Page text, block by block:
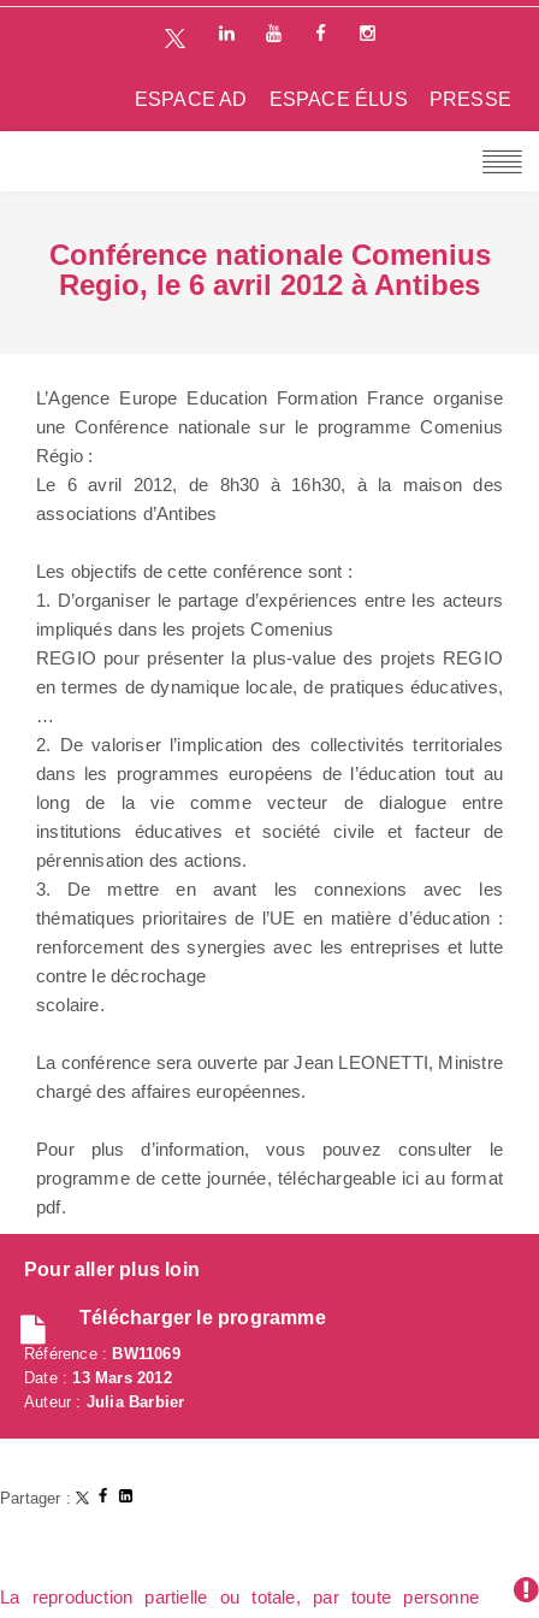
PRESSE
ESPACE ÉLUS
ESPACE AD
Conférence nationale Comenius
Regio, le 6 avril 2012 à Antibes
L’Agence Europe Education Formation France organise
une Conférence nationale sur le programme Comenius
Régio :
Le 6 avril 2012, de 8h30 à 16h30, à la maison des
associations d’Antibes
Les objectifs de cette conférence sont :
1. D’organiser le partage d’expériences entre les acteurs
impliqués dans les projets Comenius
REGIO pour présenter la plus-value des projets REGIO
en termes de dynamique locale, de pratiques éducatives,
…
2. De valoriser l’implication des collectivités territoriales
dans les programmes européens de l’éducation tout au
long de la vie comme vecteur de dialogue entre
institutions éducatives et société civile et facteur de
pérennisation des actions.
3. De mettre en avant les connexions avec les
thématiques prioritaires de l’UE en matière d’éducation :
renforcement des synergies avec les entreprises et lutte
contre le décrochage
scolaire.
La conférence sera ouverte par Jean LEONETTI, Ministre
chargé des affaires européennes.
Pour plus d’information, vous pouvez consulter le
programme de cette journée, téléchargeable ici au format
pdf.
Pour aller plus loin
Télécharger le programme
Référence :BW11069
Date : 13 Mars 2012
Auteur : Julia Barbier
Partager :
La reproduction partielle ou totale, par toute personne